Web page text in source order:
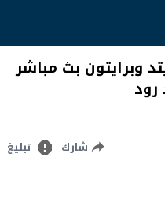
وبرايتون بث مباشر
شارك تبليغ